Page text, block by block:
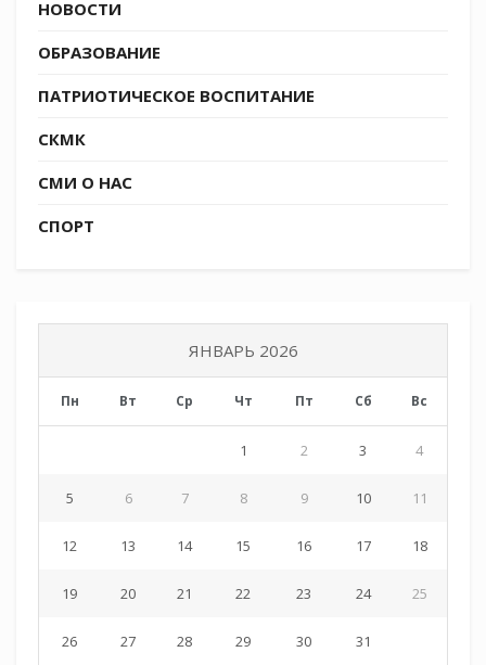
НОВОСТИ
ОБРАЗОВАНИЕ
ПАТРИОТИЧЕСКОЕ ВОСПИТАНИЕ
СКМК
СМИ О НАС
СПОРТ
ЯНВАРЬ 2026
Пн Вт Ср Чт Пт Сб Вс
1 2 3 4
5 6 7 8 9 10 11
12 13 14 15 16 17 18
19 20 21 22 23 24 25
26 27 28 29 30 31